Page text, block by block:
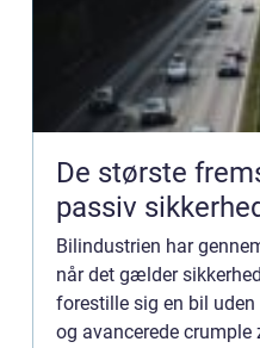
De største
passiv
Bilindustrien har
når det gælder
forestille sig en bil
og avancerede crumple